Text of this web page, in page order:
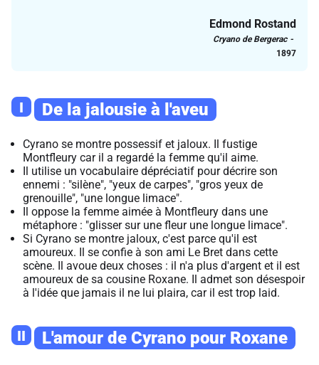
Edmond Rostand
Cryano de Bergerac
1897
I De la jalousie à l'aveu
Cyrano se montre possessif et jaloux. Il fustige
Montfleury car il a regardé la femme qu'il aime.
Il utilise un vocabulaire dépréciatif pour décrire son
ennemi : "silène", "yeux de carpes", "gros yeux de
grenouille", "une longue limace".
Il oppose la femme aimée à Montfleury dans une
métaphore : "glisser sur une fleur une longue limace".
Si Cyrano se montre jaloux, c'est parce qu'il est
amoureux. Il se confie à son ami Le Bret dans cette
scène. Il avoue deux choses : il n'a plus d'argent et il est
amoureux de sa cousine Roxane. Il admet son désespoir
à l'idée que jamais il ne lui plaira, car il est trop laid.
II L'amour de Cyrano pour Roxane